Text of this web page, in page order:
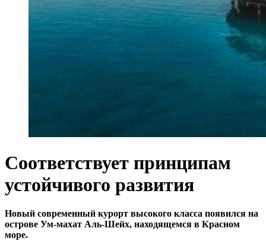
Соответствует принципам
устойчивого развития
Новый современный курорт высокого класса появился на
острове Ум-махат Аль-Шейх, находящемся в Красном
море.